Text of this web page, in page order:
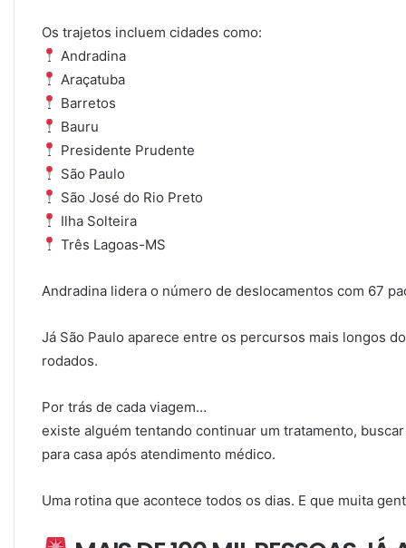
Os trajetos incluem cidades como:
Andradina
Araçatuba
Barretos
Bauru
Presidente Prudente
São Paulo
São José do Rio Preto
Ilha Solteira
Três Lagoas-MS
Andradina lidera o número de deslocamentos com 67
Já São Paulo aparece entre os percursos mais longos
rodados.
Por trás de cada viagem…
existe alguém tentando continuar um tratamento,
para casa após atendimento médico.
Uma rotina que acontece todos os dias. E que muita